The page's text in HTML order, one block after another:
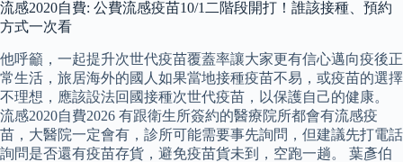
流感2020自費: 公費流感疫苗10/1二階段開打！誰該接種、預約
方式一次看
他呼籲，一起提升次世代疫苗覆蓋率讓大家更有信心邁向疫後正
常生活，旅居海外的國人如果當地接種疫苗不易，或疫苗的選擇
不理想，應該設法回國接種次世代疫苗，以保護自己的健康。
流感2020自費2026 有跟衛生所簽約的醫療院所都會有流感疫
苗，大醫院一定會有，診所可能需要事先詢問，但建議先打電話
詢問是否還有疫苗存貨，避免疫苗貨未到，空跑一趟。 葉彥伯